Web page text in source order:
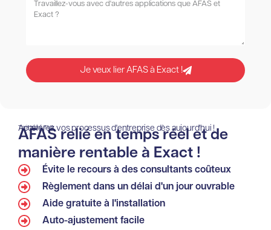
Je veux lier AFAS à Exact !
Accélérez vos processus d'entreprise dès aujourd'hui !
Tarif hors TVA
AFAS relié en temps réel et de
manière rentable à Exact !
Évite le recours à des consultants coûteux
Règlement dans un délai d'un jour ouvrable
Aide gratuite à l'installation
Auto-ajustement facile